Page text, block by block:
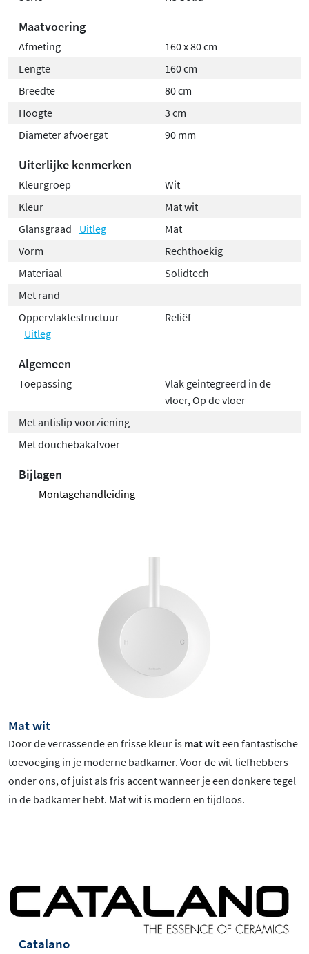
Maatvoering
Afmeting
160 x 80 cm
Lengte
160 cm
Breedte
80 cm
Hoogte
3 cm
Diameter afvoergat
90 mm
Uiterlijke kenmerken
Kleurgroep
Wit
Kleur
Mat wit
Glansgraad
Uitleg
Mat
Vorm
Rechthoekig
Materiaal
Solidtech
Met rand
Oppervlaktestructuur
Uitleg
Reliëf
Algemeen
Toepassing
Vlak geintegreerd in de
vloer, Op de vloer
Met antislip voorziening
Met douchebakafvoer
Bijlagen
Montagehandleiding
Mat wit
Door de verrassende en frisse kleur is mat witeen fantastische
toevoeging in je moderne badkamer. Voor de wit-liefhebbers
onder ons, of juist als fris accent wanneer je een donkere tegel
in de badkamer hebt. Mat wit is modern en tijdloos.
Catalano